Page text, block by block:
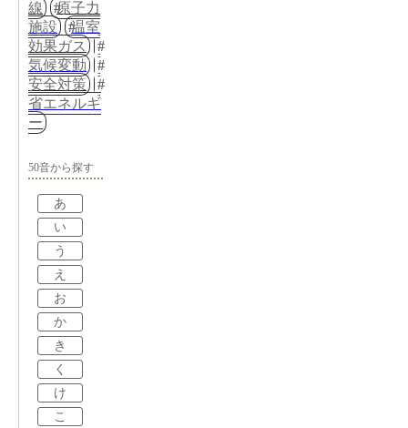
線
原子力
施設
温室
効果ガス
気候変動
安全対策
省エネルギ
ー
50音から探す
あ
い
う
え
お
か
き
く
け
こ